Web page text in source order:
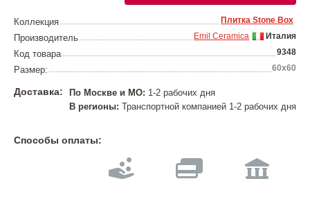
Коллекция Плитка Stone Box
Производитель Италия
Emil Ceramica
Код товара 9348
Размер: 60х60
Доставка: По Москве и МО: 1-2 рабочих дня
В регионы: Транспортной компанией 1-2 рабочих дня
Способы оплаты: